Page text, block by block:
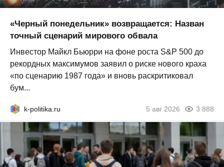
«Черный понедельник» возвращается: Назван
точный сценарий мирового обвала
Инвестор Майкл Бьюрри на фоне роста S&P 500 до
рекордных максимумов заявил о риске нового краха
«по сценарию 1987 года» и вновь раскритиковал
бум...
k-politika.ru 5 авг 2026 3 888